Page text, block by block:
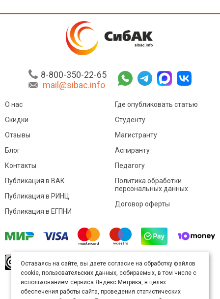
8-800-350-22-65
mail@sibac.info
О нас
Скидки
Отзывы
Блог
Контакты
Где опубликовать статью
Студенту
Магистранту
Аспиранту
Педагогу
Публикация в ВАК
Публикация в РИНЦ
Публикация в ЕГПНИ
Политика обработки
персональных данных
Договор оферты
произведение доступно полицензии Creative
Commons «Attribution» («Атрибуция») 4.0
Непортированная.
Карта сайта
Оставаясь на сайте, вы даете согласие на обработку файлов
cookie, пользовательских данных, собираемых, в том числе с
использованием сервиса Яндекс.Метрика, в целях
обеспечения работы сайта, проведения статистических